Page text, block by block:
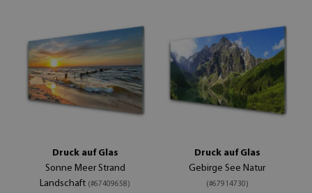
Druck auf Glas
Sonne Meer Strand
Landschaft (#67409658)
Druck auf Glas
Gebirge See Natur
(#67914730)